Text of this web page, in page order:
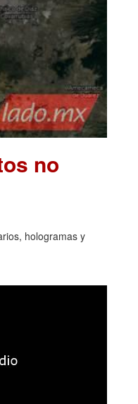
no
hologramas y